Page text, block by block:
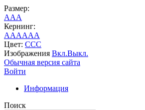
Размер:
AAA
Кернинг:
AAAAAA
Цвет: CCC
Изображения Вкл.Выкл.
Обычная версия сайта
Войти
Информация
Поиск